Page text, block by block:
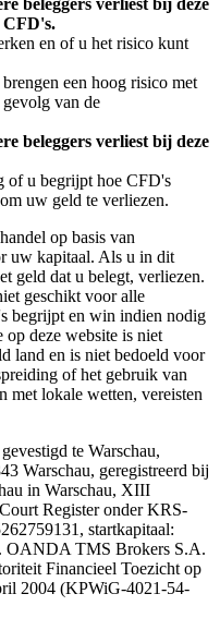
CFD's.
en of u het risico kunt
een hoog risico met
van de
beleggers verliest bij deze
of u begrijpt hoe CFD's
uw geld te verliezen.
op basis van
uw kapitaal. Als u in dit
geld dat u belegt, verliezen.
geschikt voor alle
begrijpt en win indien nodig
deze website is niet
land en is niet bedoeld voor
of het gebruik van
met lokale wetten, vereisten
te Warschau,
Warschau, geregistreerd bij
in Warschau, XIII
Register onder KRS-
startkapitaal:
OANDA TMS Brokers S.A.
Financieel Toezicht op
2004 (KPWiG-4021-54-